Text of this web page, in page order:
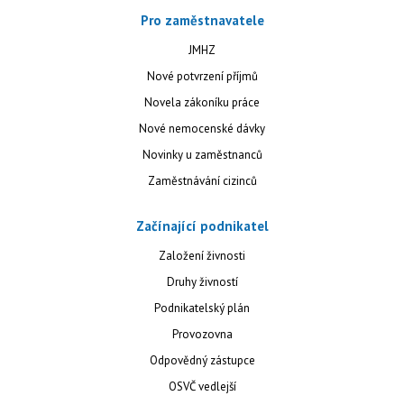
Pro zaměstnavatele
JMHZ
Nové potvrzení příjmů
Novela zákoníku práce
Nové nemocenské dávky
Novinky u zaměstnanců
Zaměstnávání cizinců
Začínající podnikatel
Založení živnosti
Druhy živností
Podnikatelský plán
Provozovna
Odpovědný zástupce
OSVČ vedlejší